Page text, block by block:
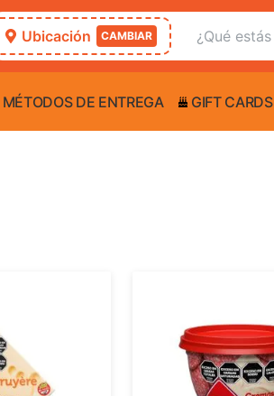
Ubicación CAMBIAR
DE ENTREGA GIFT CARDS